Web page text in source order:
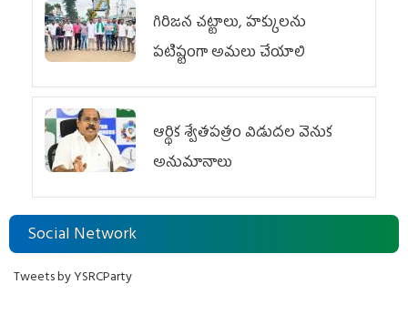
గిరిజన చట్టాలు, హక్కులను
పటిష్టంగా అమలు చేయాలి
ఆర్థిక శ్వేతపత్రం విడుదల వెనుక
అనుమానాలు
Social Network
Tweets by YSRCParty